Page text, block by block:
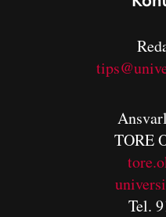
TORE
Tel.